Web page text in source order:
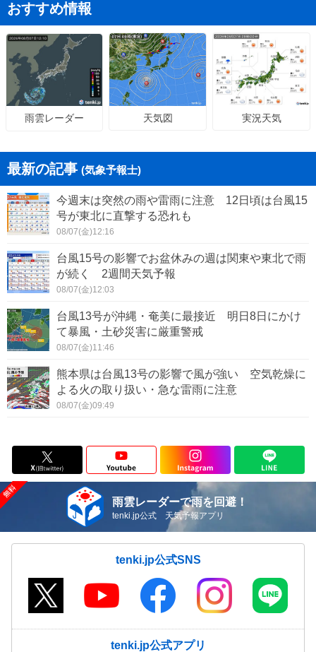
おすすめ情報
雨雲レーダー 天気図 実況天気
最新の記事 (気象予報士)
今週末は突然の雨や雷雨に注意 12日頃は台風15
号が東北に直撃する恐れも
08/07(金)12:16
台風15号の影響でお盆休みの週は関東や東北で雨
が続く 2週間天気予報
08/07(金)12:03
台風13号が沖縄・奄美に最接近 明日8日にかけ
て暴風・土砂災害に厳重警戒
08/07(金)11:46
熊本県は台風13号の影響で風が強い 空気乾燥に
よる火の取り扱い・急な雷雨に注意
08/07(金)09:49
雨雲レーダーで雨を回避！
tenki.jp公式 天気予報アプリ
tenki.jp公式SNS
tenki.jp公式アプリ